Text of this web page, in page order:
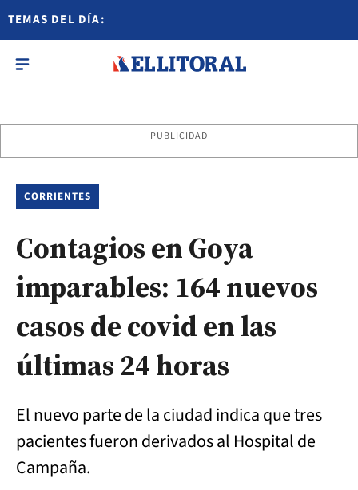
TEMAS DEL DÍA:
PUBLICIDAD
CORRIENTES
Contagios en Goya
imparables: 164 nuevos
casos de covid en las
últimas 24 horas
El nuevo parte de la ciudad indica que tres
pacientes fueron derivados al Hospital de
Campaña.